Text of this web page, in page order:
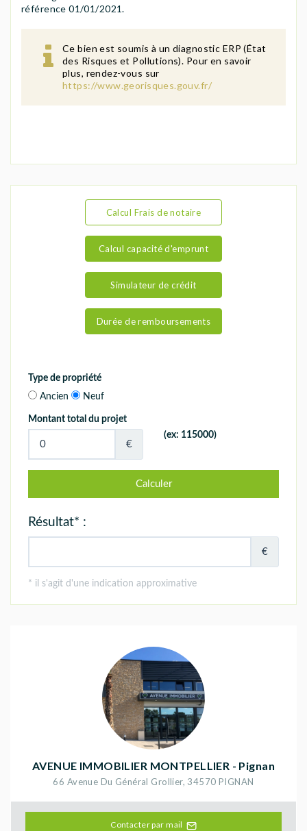
référence 01/01/2021.
Ce bien est soumis à un diagnostic ERP (État
des Risques et Pollutions). Pour en savoir
plus, rendez-vous sur
https://www.georisques.gouv.fr/
Calcul Frais de notaire
Calcul capacité d'emprunt
Simulateur de crédit
Durée de remboursements
AVENUE IMMOBILIER MONTPELLIER - Pignan
66 Avenue Du Général Grollier, 34570 PIGNAN
Contacter par mail